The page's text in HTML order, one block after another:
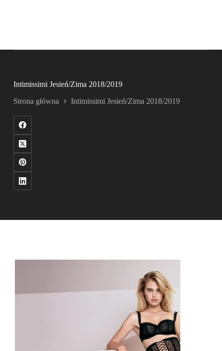
Intimissimi Jesień/Zima 2018/2019
Strona główna Intimissimi Jesień/Zima 2018/2019